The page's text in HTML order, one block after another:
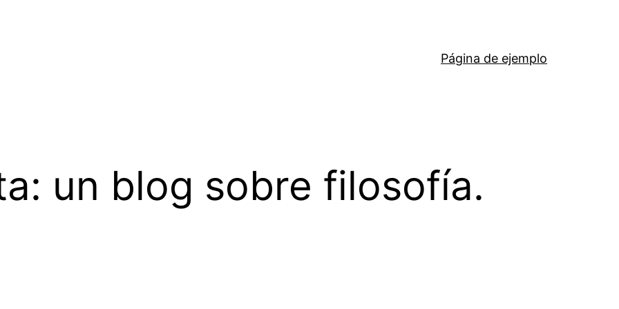
Página de ejemplo
un blog sobre filosofía.